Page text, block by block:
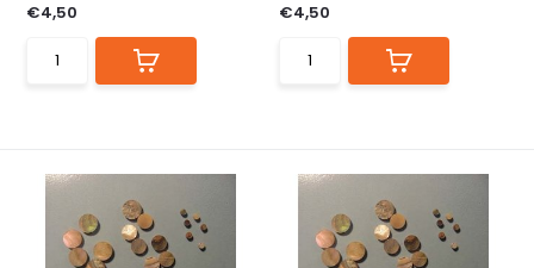
€4,50
€4,50